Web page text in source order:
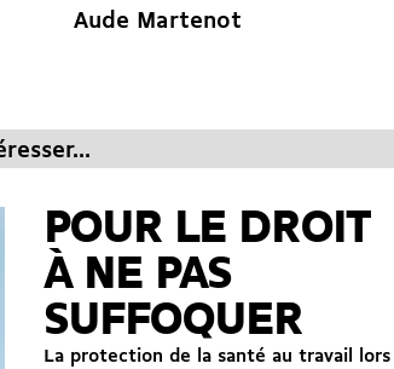
Aude Martenot
POUR LE DROIT
À NE PAS
SUFFOQUER
La protection de la santé au travail lors